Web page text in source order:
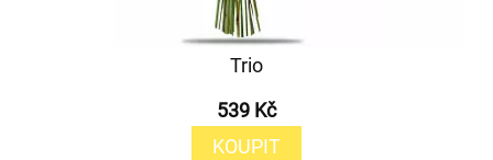
Trio
539 Kč
KOUPIT